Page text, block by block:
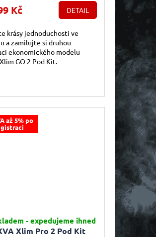
Kč DETAIL
krásy jednoduchosti ve
a zamilujte si druhou
ekonomického modelu
GO 2 Pod Kit.
až 5% po
Xlim Pro 2 Pod Kit
hodnocení produktu je 5,0 z 5 hvězdiček.
- expedujeme ihned